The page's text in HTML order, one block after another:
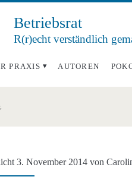
Betriebsrat
R(r)echt verständlich
PRAXIS AUTOREN
3. November 2014 von